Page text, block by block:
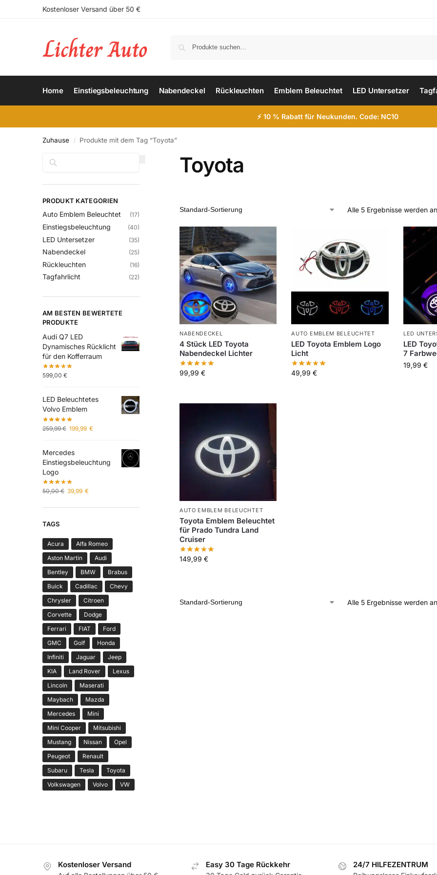
Kostenloser Versand über 50 €
Home Einstiegsbeleuchtung Nabendeckel Rückleuchten Emblem Beleuchtet LED Untersetzer
⚡ 10 % Rabatt für Neukunden. Code: NC10
Zuhause / Produkte mit dem Tag “Toyota”
Toyota
Alle 5 Ergebnisse werden
NABENDECKEL
4 Stück LED Toyota
Nabendeckel Lichter
99,99 €
AUTO EMBLEM BELEUCHTET
LED Toyota Emblem Logo
Licht
49,99€
LED
LED
7
19,99 €
AUTO EMBLEM BELEUCHTET
Toyota Emblem Beleuchtet
für Prado Tundra Land
Cruiser
149,99 €
Alle 5 Ergebnisse werden
PRODUKT KATEGORIEN
Auto Emblem Beleuchtet (17)
Einstiegsbeleuchtung (40)
LED Untersetzer (35)
Nabendeckel (25)
Rückleuchten (16)
Tagfahrlicht (22)
AM BESTEN BEWERTETE
PRODUKTE
Audi Q7 LED
Dynamisches Rücklicht
für den Kofferraum
599,00 €
LED Beleuchtetes
Volvo Emblem
259,99€ 199,99 €
Mercedes
Einstiegsbeleuchtung
Logo
50,00€ 39,99 €
TAGS
Acura
Alfa Romeo
Aston Martin
Audi
Bentley
BMW
Brabus
Buick
Cadillac
Chevy
Chrysler
Citroen
Corvette
Dodge
Ferrari
FIAT
Ford
GMC
Golf
Honda
Infiniti
Jaguar
Jeep
KIA
Land Rover
Lexus
Lincoln
Maserati
Maybach
Mazda
Mercedes
Mini
Mini Cooper
Mitsubishi
Mustang
Nissan
Opel
Peugeot
Renault
Subaru
Tesla
Toyota
Volkswagen
Volvo VW
Kostenloser Versand Easy 30 Tage Rückkehr 24/7 HILFEZENTRUM